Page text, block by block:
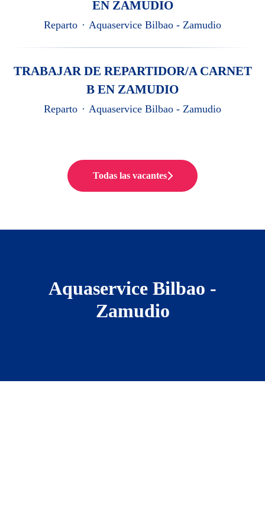
EN ZAMUDIO
Reparto · Aquaservice Bilbao - Zamudio
TRABAJAR DE REPARTIDOR/A CARNET
B EN ZAMUDIO
Reparto · Aquaservice Bilbao - Zamudio
Todas las vacantes
Aquaservice Bilbao -
Zamudio